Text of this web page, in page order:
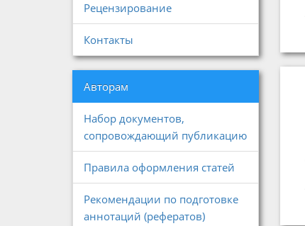
Рецензирование
Контакты
Авторам
Набор документов,
сопровождающий публикацию
Правила оформления статей
Рекомендации по подготовке
аннотаций (рефератов)